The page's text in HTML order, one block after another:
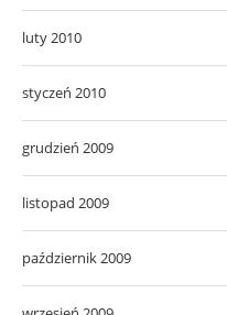
luty 2010
styczeń 2010
grudzień 2009
listopad 2009
październik 2009